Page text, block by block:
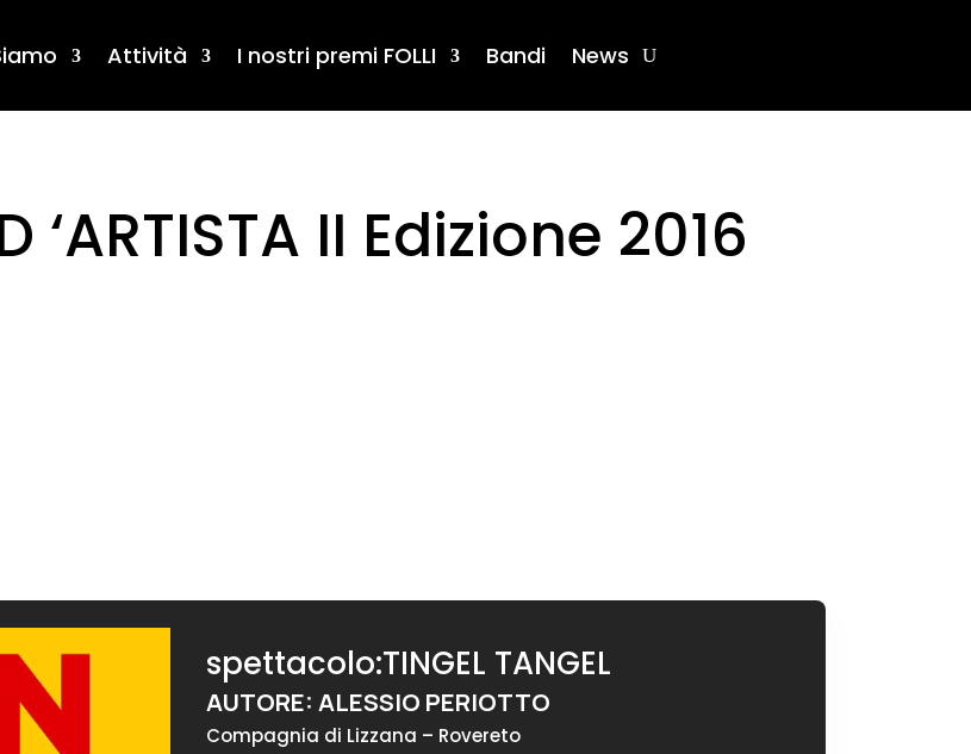
Attività I nostri premi FOLLI Bandi News
‘ARTISTA II Edizione 2016
spettacolo:TINGEL TANGEL
AUTORE: ALESSIO PERIOTTO
Compagnia di Lizzana – Rovereto